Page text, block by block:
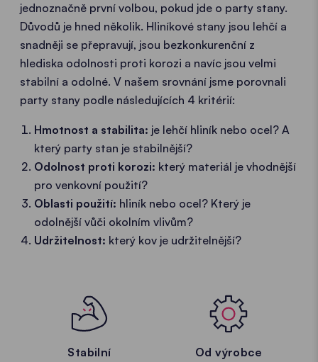
jednoznačně první volbou, pokud jde o party stany.
Důvodů je hned několik. Hliníkové stany jsou lehčí a
snadněji se přepravují, jsou bezkonkurenční z
hlediska odolnosti proti korozi a navíc jsou velmi
stabilní a odolné. V našem srovnání jsme porovnali
party stany podle následujících 4 kritérií:
Hmotnost a stabilita: je lehčí hliník nebo ocel? A
který party stan je stabilnější?
Odolnost proti korozi: který materiál je vhodnější
pro venkovní použití?
Oblasti použití: hliník nebo ocel? Který je
odolnější vůči okolním vlivům?
Udržitelnost: který kov je udržitelnější?
Stabilní Od výrobce